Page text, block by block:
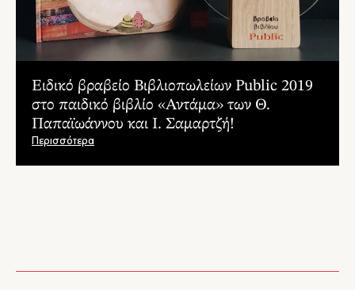
Ειδικό βραβείο Βιβλιοπωλείων Public 2019
στο παιδικό βιβλίο «Αντάμα» των Θ.
Παπαϊωάννου και Ι. Σαμαρτζή!
Περισσότερα